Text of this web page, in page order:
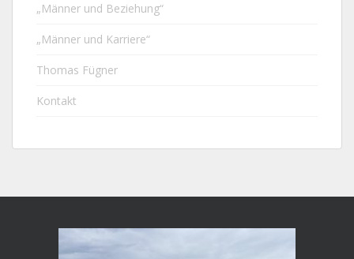
„Männer und Beziehung“
„Männer und Karriere“
Thomas Fügner
Kontakt